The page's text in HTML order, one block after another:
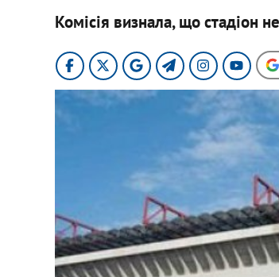
Комісія визнала, що стадіон